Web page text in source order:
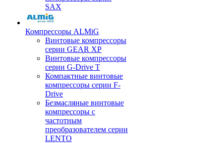
SAX
Компрессоры ALMiG
Винтовые компрессоры
серии GEAR XP
Винтовые компрессоры
серии G-Drive T
Компактные винтовые
компрессоры серии F-
Drive
Безмасляные винтовые
компрессоры с
частотным
преобразователем серии
LENTO